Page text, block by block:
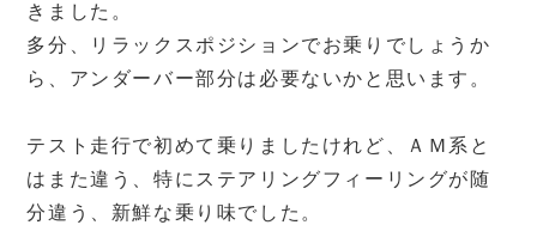
きました。
多分、リラックスポジションでお乗りでしょうか
ら、アンダーバー部分は必要ないかと思います。
テスト走行で初めて乗りましたけれど、ＡＭ系と
はまた違う、特にステアリングフィーリングが随
分違う、新鮮な乗り味でした。